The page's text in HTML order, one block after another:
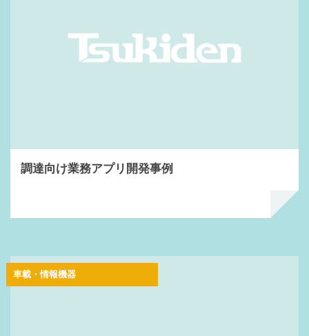
調達向け業務アプリ開発事例
車載・情報機器